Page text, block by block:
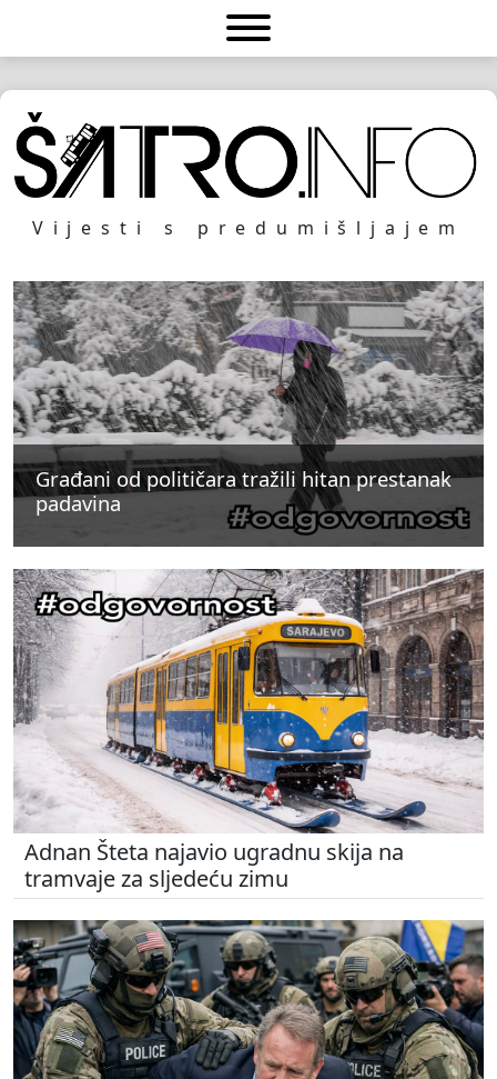
Vijesti s predumišljajem
Građani od političara tražili hitan prestanak
padavina
Građani od političara tražili hitan prestanak
padavina
Građani od političara tražili hitan prestanak
padavina
Adnan Šteta najavio ugradnu skija na
tramvaje za sljedeću zimu